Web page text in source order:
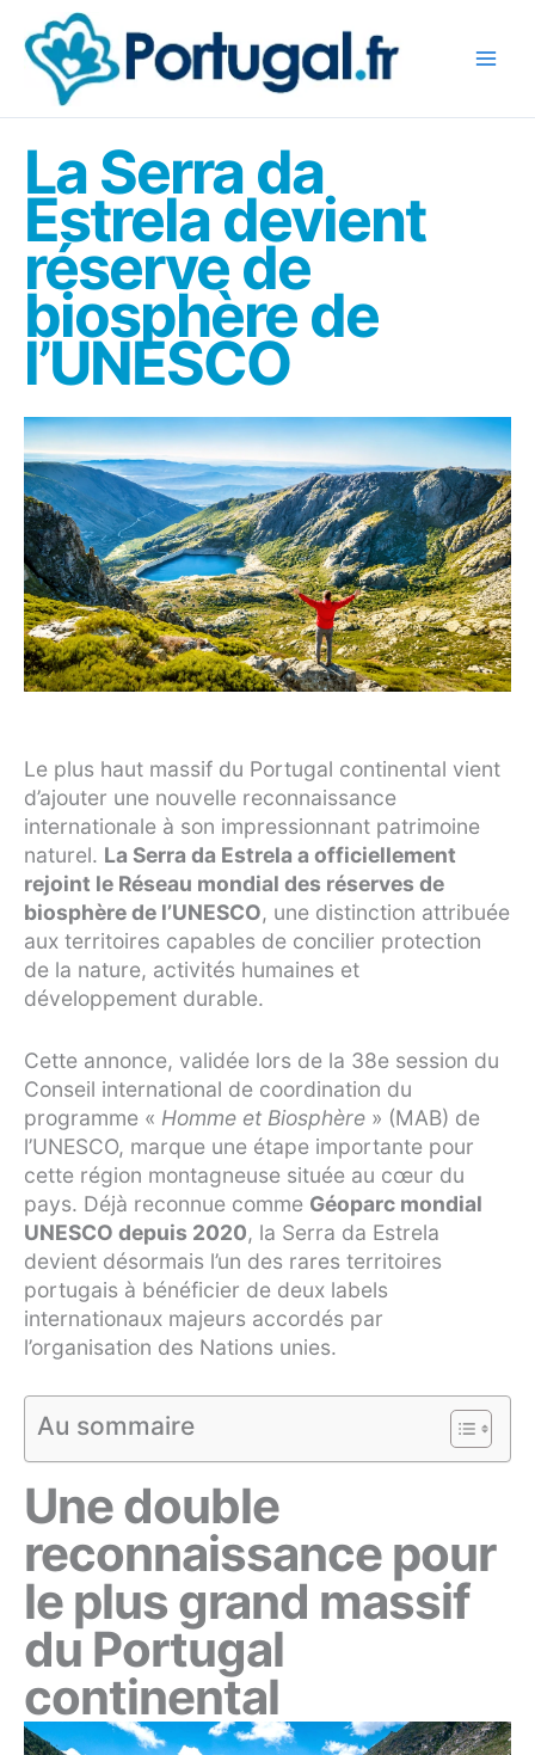
contenu
La Serra da
Estrela devient
réserve de
biosphère de
l’UNESCO
Le plus haut massif du Portugal continental vient
d’ajouter une nouvelle reconnaissance
internationale à son impressionnant patrimoine
naturel. La Serra da Estrela a officiellement
rejoint le Réseau mondial des réserves de
biosphère de l’UNESCO, une distinction attribuée
aux territoires capables de concilier protection
de la nature, activités humaines et
développement durable.
Cette annonce, validée lors de la 38e session du
Conseil international de coordination du
programme « Homme et Biosphère » (MAB) de
l’UNESCO, marque une étape importante pour
cette région montagneuse située au cœur du
pays. Déjà reconnue comme Géoparc mondial
UNESCO depuis 2020, la Serra da Estrela
devient désormais l’un des rares territoires
portugais à bénéficier de deux labels
internationaux majeurs accordés par
l’organisation des Nations unies.
Au sommaire
Une double
reconnaissance pour
le plus grand massif
du Portugal
continental